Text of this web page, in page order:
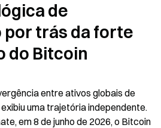
de
trás da forte
do Bitcoin
entre ativos globais de
uma trajetória independente.
em 8 de junho de 2026, o Bitcoin